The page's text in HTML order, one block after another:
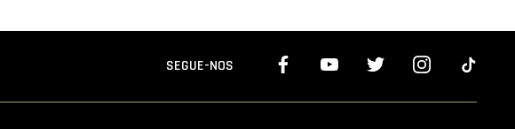
SEGUE-NOS